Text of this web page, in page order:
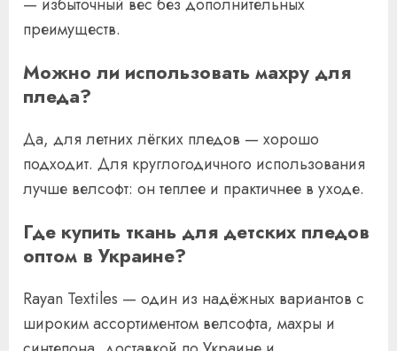
преимуществ.
Можно ли использовать махру для
пледа?
Да, для летних лёгких пледов — хорошо
подходит. Для круглогодичного использования
лучше велсофт: он теплее и практичнее в уходе.
Где купить ткань для детских пледов
оптом в Украине?
Rayan Textiles — один из надёжных вариантов с
широким ассортиментом велсофта, махры и